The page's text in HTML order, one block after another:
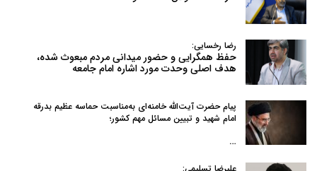
رضا رخسایی:
حفظ همگرایی و حضور میدانی مردم مبعوث شده،
هدف اصلی وحدت مورد اشاره امام جامعه
پیام حضرت آیت‌الله خامنه‌ای به‌مناسبت حماسه عظیم بدرقه
امام شهید و تبیین مسائل مهم کشور؛
…